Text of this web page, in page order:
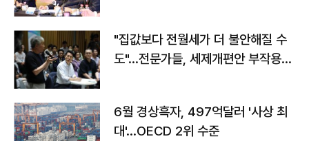
"집값보다 전월세가 더 불안해질 수
도"…전문가들, 세제개편안 부작용
6월 경상흑자, 497억달러 '사상 최
대'…OECD 2위 수준